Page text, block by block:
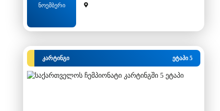
ნოემბერი
კარტინგი ეტაპი 5